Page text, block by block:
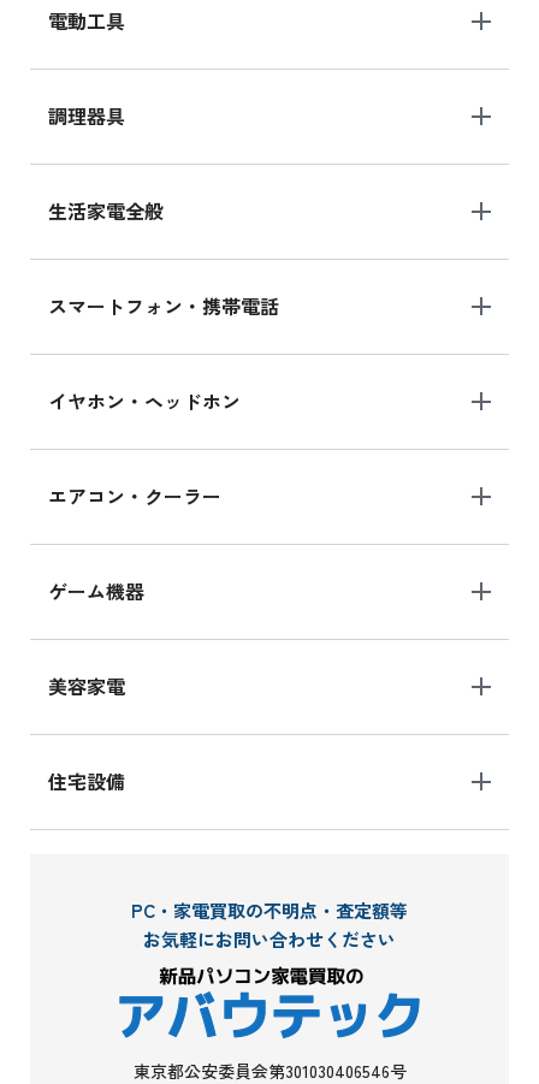
電動工具
調理器具
生活家電全般
スマートフォン・携帯電話
イヤホン・ヘッドホン
エアコン・クーラー
ゲーム機器
美容家電
住宅設備
PC・家電買取の不明点・査定額等
お気軽にお問い合わせください
東京都公安委員会第301030406546号